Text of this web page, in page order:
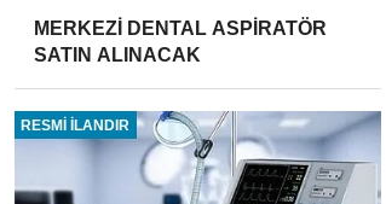
MERKEZİ DENTAL ASPİRATÖR
SATIN ALINACAK
RESMİ İLANDIR